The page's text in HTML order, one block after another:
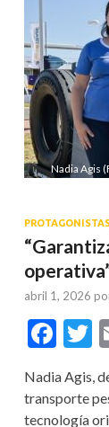
Nadia Agis
abril 1, 2026
Nadia Agis,
transporte
tecnología